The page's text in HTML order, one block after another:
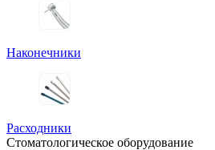
Наконечники
Расходники
Стоматологическое оборудование